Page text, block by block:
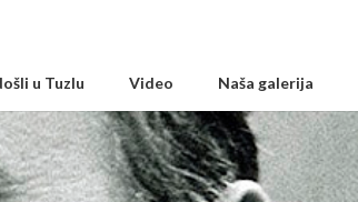
u Tuzlu Video Naša galerija